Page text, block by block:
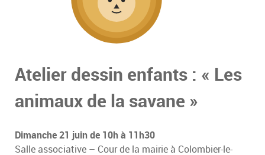
Atelier dessin enfants : « Les
animaux de la savane »
Dimanche 21 juin de 10h à 11h30
Salle associative – Cour de la mairie à Colombier-le-